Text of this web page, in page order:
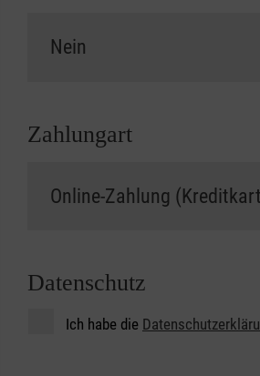
Zahlungart
Datenschutz
Ich habe die